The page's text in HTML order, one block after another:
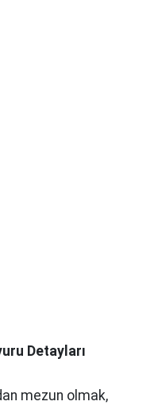
Detayları
mezun olmak,